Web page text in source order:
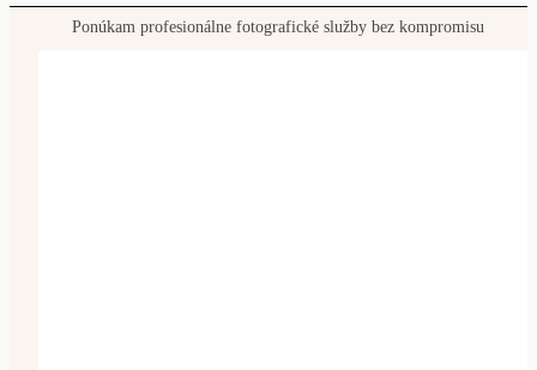
Ponúkam profesionálne fotografické služby bez kompromisu